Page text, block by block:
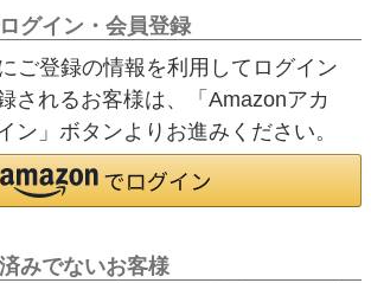
グイン・会員登録
ご登録の情報を利用してログイン
されるお客様は、「Amazonアカ
ン」ボタンよりお進みください。
みでないお客様